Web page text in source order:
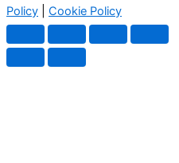
Policy
Cookie Policy